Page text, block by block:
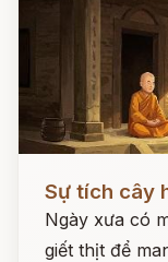
Sự tích cây
Ngày xưa có
giết thịt để